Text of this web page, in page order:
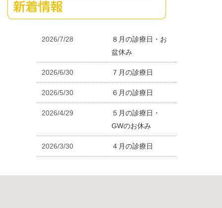
2026/7/28
８月の診療日・お
盆休み
2026/6/30 ７月の診療日
2026/5/30 ６月の診療日
2026/4/29
５月の診療日・
GWのお休み
2026/3/30 ４月の診療日